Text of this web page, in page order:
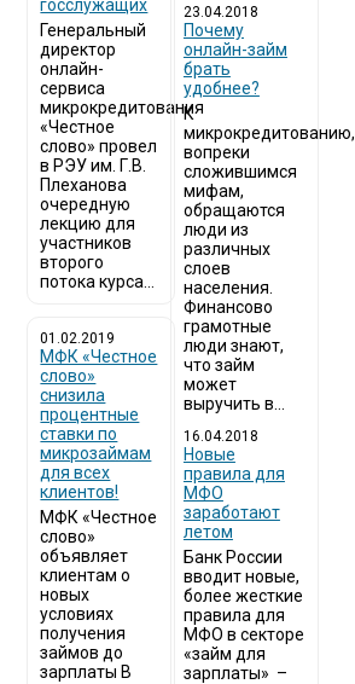
госслужащих
Генеральный
директор
онлайн-
сервиса
микрокредитования
«Честное
слово» провел
в РЭУ им. Г.В.
Плеханова
очередную
лекцию для
участников
второго
потока курса...
01.02.2019
МФК «Честное
слово»
снизила
процентные
ставки по
микрозаймам
для всех
клиентов!
МФК «Честное
слово»
объявляет
клиентам о
новых
условиях
получения
займов до
зарплаты В
23.04.2018
Почему
онлайн-займ
брать
удобнее?
К
микрокредитованию,
вопреки
сложившимся
мифам,
обращаются
люди из
различных
слоев
населения.
Финансово
грамотные
люди знают,
что займ
может
выручить в...
16.04.2018
Новые
правила для
МФО
заработают
летом
Банк России
вводит новые,
более жесткие
правила для
МФО в секторе
«займ для
зарплаты» –